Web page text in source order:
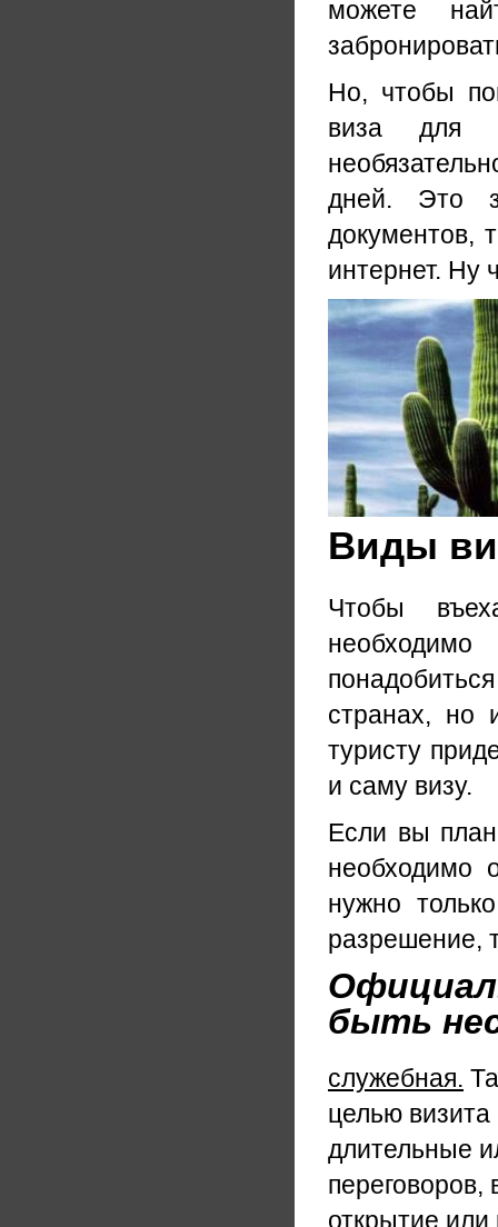
можете
Но, чтобы
виза для
дней. Это
документов,
интернет. Ну
Виды
Чтобы
странах, но
туристу
и саму визу.
Если вы
необходимо
нужно
разрешение,
быть
служебная.
целью визита
длительные
переговоров,
открытие